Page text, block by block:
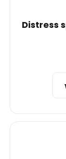
Distress